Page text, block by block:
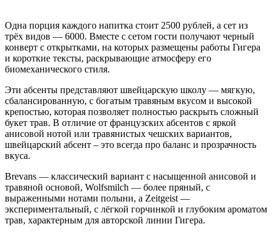
Одна порция каждого напитка стоит 2500 рублей, а сет из
трёх видов — 6000. Вместе с сетом гости получают черный
конверт с открытками, на которых размещены работы Гигера
и короткие тексты, раскрывающие атмосферу его
биомеханического стиля.
Эти абсенты представляют швейцарскую школу — мягкую,
сбалансированную, с богатым травяным вкусом и высокой
крепостью, которая позволяет полностью раскрыть сложный
букет трав. В отличие от французских абсентов с яркой
анисовой нотой или травянистых чешских вариантов,
швейцарский абсент – это всегда про баланс и прозрачность
вкуса.
Brevans — классический вариант с насыщенной анисовой и
травяной основой, Wolfsmilch — более пряный, с
выраженными нотами полыни, а Zeitgeist —
экспериментальный, с лёгкой горчинкой и глубоким ароматом
трав, характерным для авторской линии Гигера.